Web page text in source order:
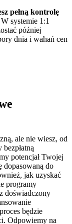
pełną kontrolę
W systemie 1:1
później
dnia i wahań cen
ale nie wiesz, od
potencjał Twojej
dopasowaną do
jak uzyskać
programy
doświadczony
będzie
Odpowiemy na